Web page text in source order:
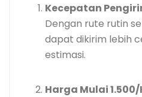
Kecepatan
Dengan rute rutin
dapat dikirim lebih
estimasi.
Harga Mulai 1.500/